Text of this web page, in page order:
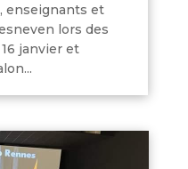
enseignants et
lors des
janvier et